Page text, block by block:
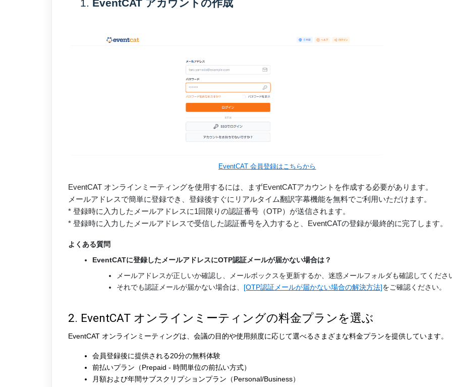
EventCAT アカウントの作成
EventCAT 会員登録はこちらから
EventCAT オンラインミーティングを使用するには、まずEventCATアカウントを作成する必要があります。
メールアドレスで簡単に登録でき、登録後すぐにリアルタイム翻訳字幕機能を無料でご利用いただけます。
* 登録時に入力したメールアドレスに1回限りの認証番号（OTP）が送信されます。
* 登録時に入力したメールアドレスで受信した認証番号を入力すると、EventCATの登録が最終的に完了します。
よくある質問
EventCATに登録したメールアドレスにOTP認証メールが届かない場合は？
メールアドレスが正しいか確認し、メールボックスを更新するか、迷惑メールフォルダも確認してくださ
それでも認証メールが届かない場合は、 [OTP認証メールが届かない場合の解決方法]をご確認ください。
2. EventCAT オンラインミーティングの料金プランを選ぶ
EventCAT オンラインミーティングは、会議の目的や使用頻度に応じて選べるさまざまな料金プランを提供しています。
会員登録後に提供される20分の無料体験
前払いプラン（Prepaid - 時間単位の前払い方式）
月額および年間サブスクリプションプラン（Personal/Business）